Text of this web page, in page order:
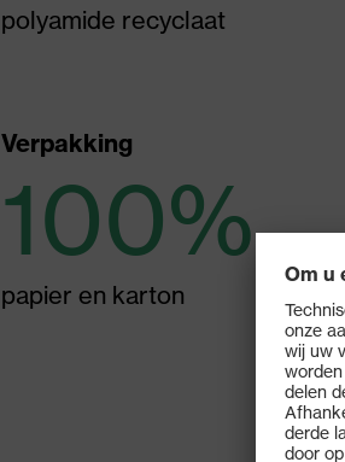
polyamide recyclaat
Verpakking
100%
papier en karton